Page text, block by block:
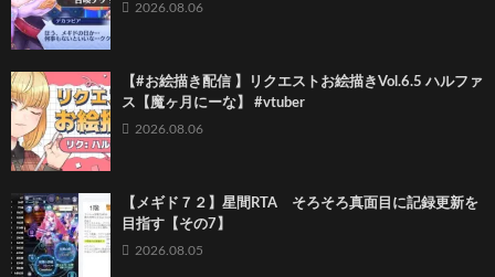
2026.08.06
【#お絵描き配信 】リクエストお絵描きVol.6.5 ハルファ
ス【魔ヶ月にーな】 #vtuber
2026.08.06
【メギド７２】星間RTA そろそろ真面目に記録更新を
目指す【その7】
2026.08.05